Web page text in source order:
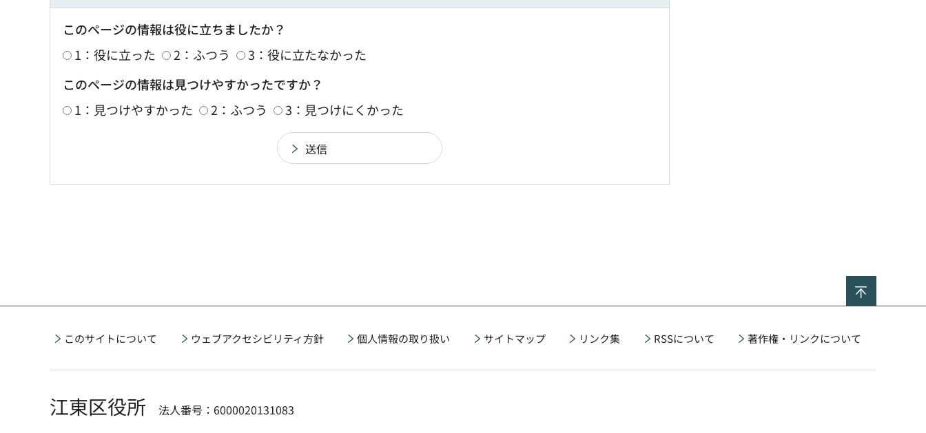
このページの情報は役に立ちましたか？
1：役に立った
2：ふつう
3：役に立たなかった
このページの情報は見つけやすかったですか？
1：見つけやすかった
2：ふつう 3：見つけにくかった
このサイトについて ウェブアクセシビリティ方針 個人情報の取り扱い サイトマップ リンク集 RSSについて 著作権・リンクについて
江東区役所 法人番号：6000020131083